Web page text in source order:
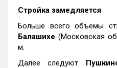
Стройка замедляется
Больше всего объемы
Балашихе (Московская
м.
Далее следуют